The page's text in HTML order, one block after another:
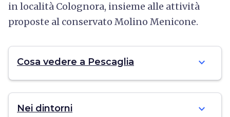
in località Colognora, insieme alle attività
proposte al conservato Molino Menicone.
Cosa vedere a Pescaglia expand_more
Nei dintorni expand_more